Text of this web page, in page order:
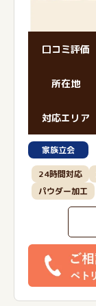
口コミ評価
所在地
対応エリア
家族立会
24時間対応
パウダー加工